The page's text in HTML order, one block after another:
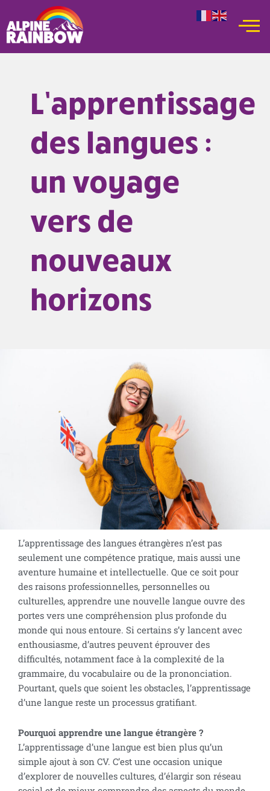
au
contenu
L’apprentissage
des langues :
un voyage
vers de
nouveaux
horizons
L’apprentissage des langues étrangères n’est pas
seulement une compétence pratique, mais aussi une
aventure humaine et intellectuelle. Que ce soit pour
des raisons professionnelles, personnelles ou
culturelles, apprendre une nouvelle langue ouvre des
portes vers une compréhension plus profonde du
monde qui nous entoure. Si certains s’y lancent avec
enthousiasme, d’autres peuvent éprouver des
difficultés, notamment face à la complexité de la
grammaire, du vocabulaire ou de la prononciation.
Pourtant, quels que soient les obstacles, l’apprentissage
d’une langue reste un processus gratifiant.
Pourquoi apprendre une langue étrangère ?
L’apprentissage d’une langue est bien plus qu’un
simple ajout à son CV. C’est une occasion unique
d’explorer de nouvelles cultures, d’élargir son réseau